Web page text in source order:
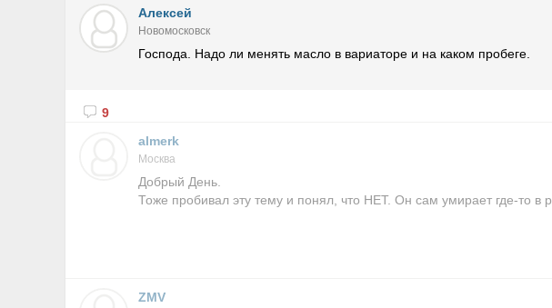
Алексей
Новомосковск
Господа. Надо ли менять масло в вариаторе и на каком пробеге.
9
almerk
Москва
Добрый День.
Тоже пробивал эту тему и понял, что НЕТ. Он сам умирает где-то
ZMV